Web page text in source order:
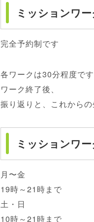
ミッションワ
完全予約制です
各ワークは30分程度です
ワーク終了後、
振り返りと、これから
ミッションワ
月〜金
19時～21時まで
土・日
10時～21時まで